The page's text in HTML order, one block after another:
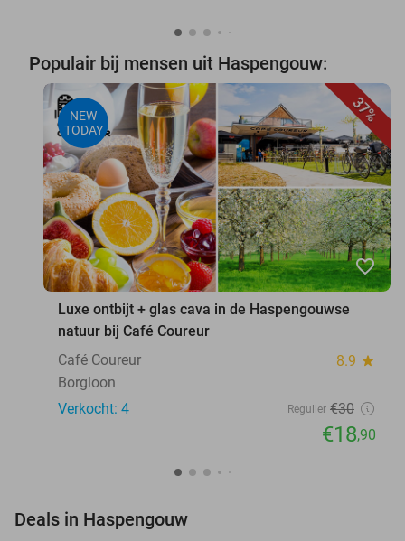
Populair bij mensen uit Haspengouw:
37%
NEW
TODAY
favorite_border
Luxe ontbijt + glas cava in de Haspengouwse
natuur bij Café Coureur
Café Coureur
8.9 star
Borgloon
Verkocht: 4
Regulier €30
€18,90
Deals in Haspengouw